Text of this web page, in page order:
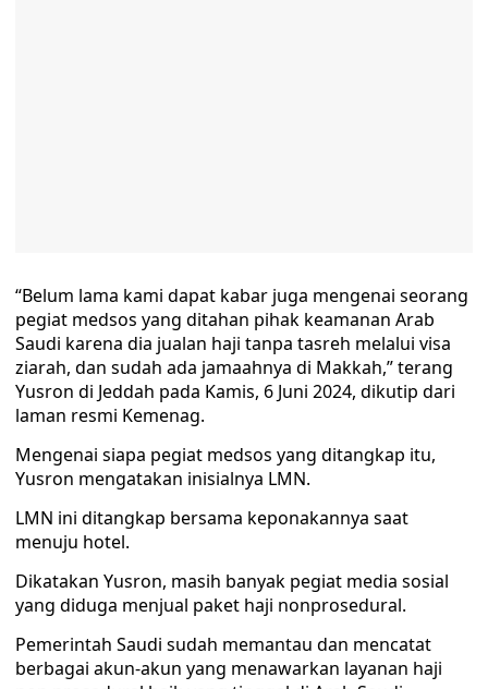
“Belum lama kami dapat kabar juga mengenai seorang
pegiat medsos yang ditahan pihak keamanan Arab
Saudi karena dia jualan haji tanpa tasreh melalui visa
ziarah, dan sudah ada jamaahnya di Makkah,” terang
Yusron di Jeddah pada Kamis, 6 Juni 2024, dikutip dari
laman resmi Kemenag.
Mengenai siapa pegiat medsos yang ditangkap itu,
Yusron mengatakan inisialnya LMN.
LMN ini ditangkap bersama keponakannya saat
menuju hotel.
Dikatakan Yusron, masih banyak pegiat media sosial
yang diduga menjual paket haji nonprosedural.
Pemerintah Saudi sudah memantau dan mencatat
berbagai akun-akun yang menawarkan layanan haji